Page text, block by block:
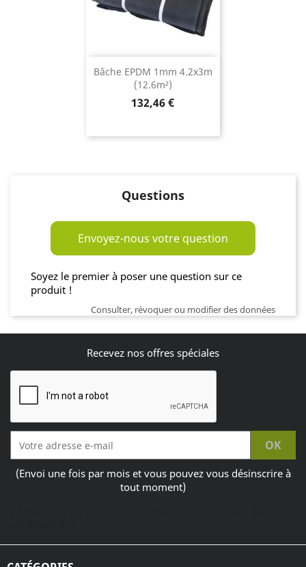
Bâche EPDM 1mm 4.2x3m
(12.6m²)
Prix
132,46 €
Questions
Envoyez-nous votre question
Soyez le premier à poser une question sur ce
produit !
Consulter, révoquer ou modifier des données
Recevez nos offres spéciales
(Envoi une fois par mois et vous pouvez vous désinscrire à
tout moment)